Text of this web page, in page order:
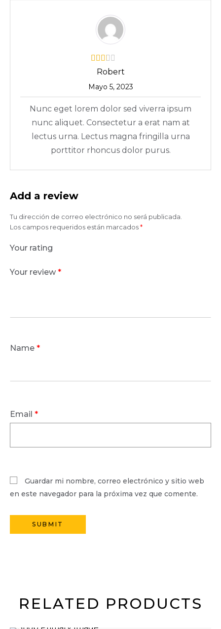
Robert
Mayo 5, 2023
Nunc eget lorem dolor sed viverra ipsum
nunc aliquet. Consectetur a erat nam at
lectus urna. Lectus magna fringilla urna
porttitor rhoncus dolor purus.
Add a review
Tu dirección de correo electrónico no será publicada.
Los campos requeridos están marcados*
Your rating
Your review *
Name *
Email *
Guardar mi nombre, correo electrónico y sitio web
en este navegador para la próxima vez que comente.
RELATED PRODUCTS